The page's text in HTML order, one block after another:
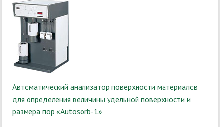
Автоматический анализатор поверхности материалов
для определения величины удельной поверхности и
размера пор «Autosorb-1»